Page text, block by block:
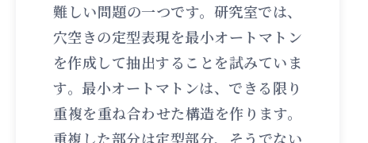
難しい問題の一つです。研究室では、
穴空きの定型表現を最小オートマトン
を作成して抽出することを試みていま
す。最小オートマトンは、できる限り
重複を重ね合わせた構造を作ります。
重複した部分は定型部分、そうでない